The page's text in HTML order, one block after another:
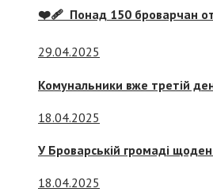
❤️‍🩹 Понад 150 броварчан
29.04.2025
Комунальники вже третій
18.04.2025
У Броварській громаді
18.04.2025